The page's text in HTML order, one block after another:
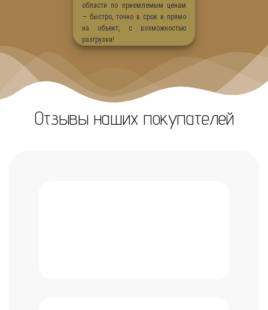
области по приемлемым ценам
— быстро, точно в срок и прямо
на объект, с возможностью
разгрузки!
Отзывы наших покупателей